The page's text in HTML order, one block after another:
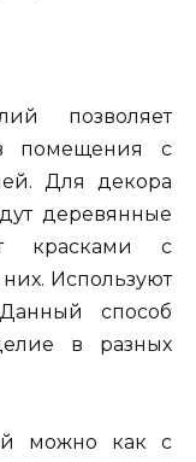
позволяет
помещения с
Для декора
деревянные
красками с
Используют
способ
в разных
можно как с